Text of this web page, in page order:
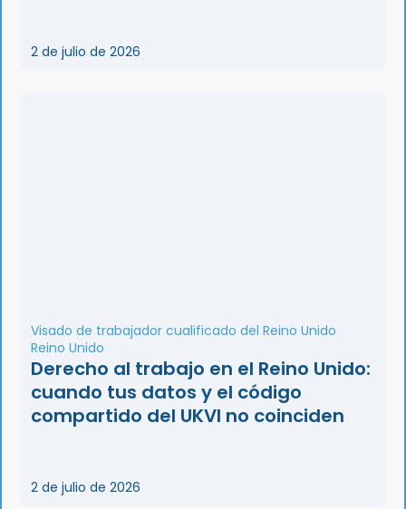
2 de julio de 2026
Visado de trabajador cualificado del Reino Unido
Reino Unido
Derecho al trabajo en el Reino Unido:
cuando tus datos y el código
compartido del UKVI no coinciden
2 de julio de 2026